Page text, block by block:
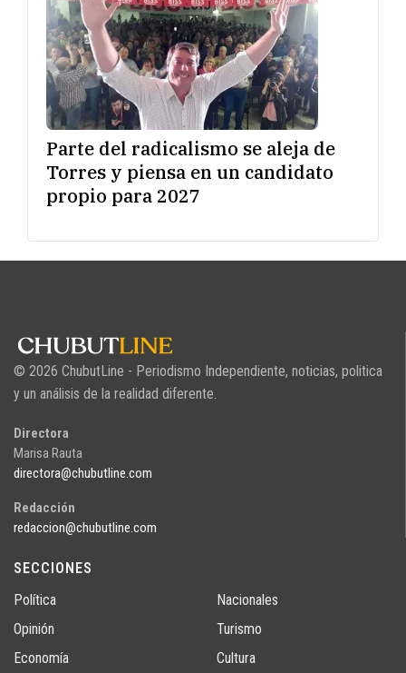
Parte del radicalismo se aleja de
Torres y piensa en un candidato
propio para 2027
© 2026 ChubutLine - Periodismo Independiente, noticias, politica
y un análisis de la realidad diferente.
Directora
Marisa Rauta
directora@chubutline.com
Redacción
redaccion@chubutline.com
SECCIONES
Política
Opinión
Economía
Nacionales
Turismo
Cultura